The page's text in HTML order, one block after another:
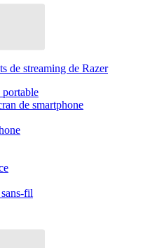
de streaming de Razer
portable
de smartphone
fil